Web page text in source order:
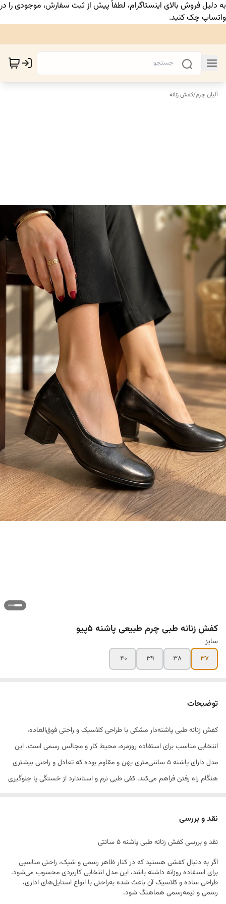
به دلیل فروش بالای اینستاگرام، لطفاً پیش از ثبت سفارش، موجودی را در
واتساپ چک کنید.
آلیان چرم/کفش زنانه
کفش زنانه طبی چرم طبیعی پاشنه ۵پیو
سایز
۳۷
۳۸ ۳۹ ۴۰
توضیحات
کفش زنانه طبی پاشنه‌دار مشکی با طراحی کلاسیک و راحتی فوق‌العاده،
انتخابی مناسب برای استفاده روزمره، محیط کار و مجالس رسمی است. این
مدل دارای پاشنه ۵ سانتی‌متری پهن و مقاوم بوده که تعادل و راحتی بیشتری
هنگام راه رفتن فراهم می‌کند. کفی طبی نرم و استاندارد از خستگی پا جلوگیری
ویژگی‌ها:
• سایزبندی: ۳۷ تا ۴۰
• پاشنه: ۵ سانتی‌متر
• کفی: طبی و نرم
نقد و بررسی
نقد و بررسی کفش زنانه طبی پاشنه ۵ سانتی
اگر به دنبال کفشی هستید که در کنار ظاهر رسمی و شیک، راحتی مناسبی
برای استفاده روزانه داشته باشد، این مدل انتخابی کاربردی محسوب می‌شود.
طراحی ساده و کلاسیک آن باعث شده به‌راحتی با انواع استایل‌های اداری،
رسمی و نیمه‌رسمی هماهنگ شود.